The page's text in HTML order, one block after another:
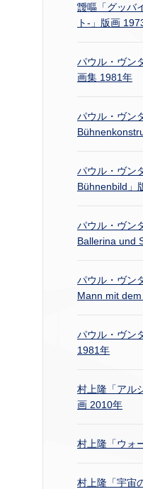
靉嘔「グッバ
ト-」版画
パウル・ヴン
画集 1981年
パウル・ヴン
パウル・ヴン
Bühnenbild」
パウル・ヴン
Ballerina und
パウル・ヴン
Mann mit
パウル・ヴン
1981年
村上隆「アル
画 2010年
村上隆「ウォ
村上隆「宇宙